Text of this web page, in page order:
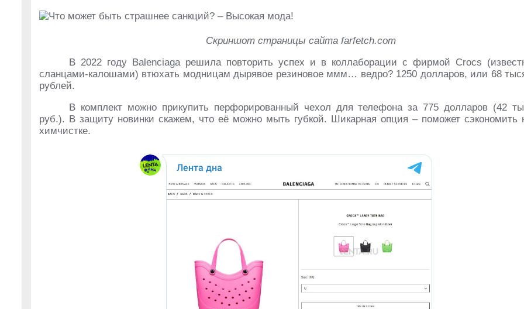
Скриншот страницы сайта farfetch.com
В 2022 году Balenciaga решила повторить успех и в коллаборации с фирмой Crocs
сланцами-калошами) втюхать модницам дырявое резиновое ммм… ведро? 1250 долларов, или 68
рублей.
В комплект можно прикупить перфорированный чехол для телефона за 775 долларов (42
руб.). В защиту новинки скажем, что её можно мыть губкой. Шикарная опция – поможет сэкономить
химчистке.